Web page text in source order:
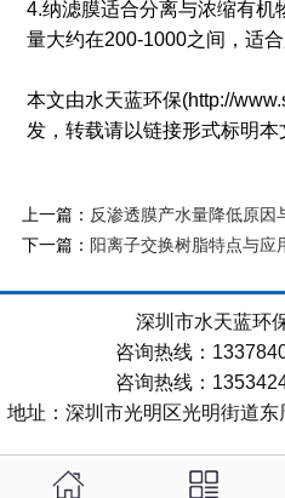
4.纳滤膜适合分离与浓缩有机
量大约在200-1000之间，适
本文由水天蓝环保(http://
发，转载请以链接形式标明
上一篇： 反渗透膜产水量降低原因
下一篇： 阳离子交换树脂特点与应
深圳市水天蓝环
咨询热线：
咨询热线：
地址：深圳市光明区光明街道